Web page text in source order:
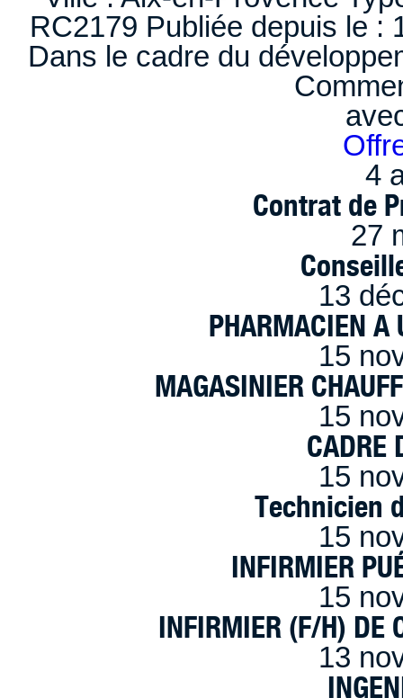
RC2179 Publiée depuis le :
Dans le cadre du
4
Contrat de
27
13
PHARMACIEN A
15
MAGASINIER
15
CADRE
15
Technicien
15
INFIRMIER
15
INFIRMIER (F/H) DE
13